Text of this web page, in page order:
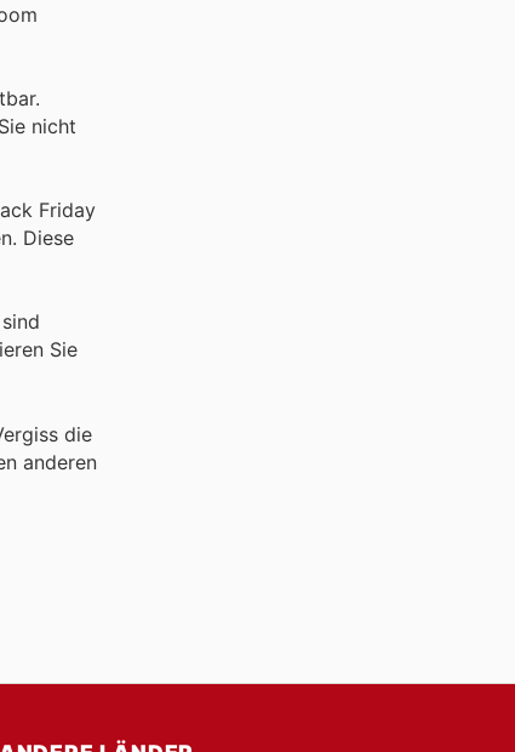
nicht
Friday
Diese
Sie
die
anderen